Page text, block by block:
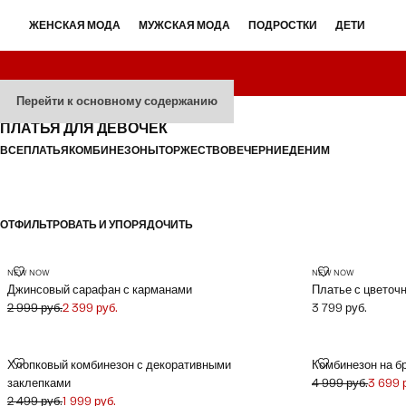
Перейти к основному содержанию
ЖЕНСКАЯ МОДА МУЖСКАЯ МОДА ПОДРОСТКИ ДЕТИ
ПЛАТЬЯ ДЛЯ ДЕВОЧЕК
ВСЕПЛАТЬЯКОМБИНЕЗОНЫТОРЖЕСТВОВЕЧЕРНИЕДЕНИМ
ОТФИЛЬТРОВАТЬ И УПОРЯДОЧИТЬ
NEW NOW
Джинсовый сарафан с карманами
ДЖИНСОВЫЙ САРАФАН С КАРМАНАМИ
Начальная цена зачеркнута [2 999 руб. ]
2 999 руб.
Текущая цена [2 399 руб. ]
2 399 руб.
NEW NOW
Платье с
ПЛАТЬЕ С
Текущая цена [3
3 799 руб.
Хлопковый комбинезон с декоративными
заклепками
ХЛОПКОВЫЙ КОМБИНЕЗОН С ДЕКОРАТИВНЫМИ ЗАКЛЕПКАМИ
2 499 руб.1 999 руб.
Комбинезон на
Начальная цена
4 999 руб.
Текущая цена [3
3 699